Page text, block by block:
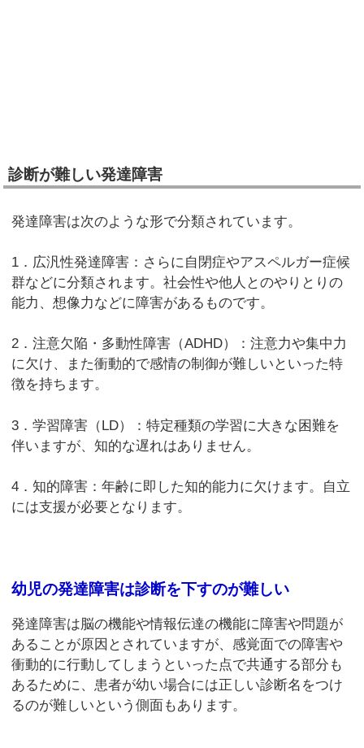
診断が難しい発達障害
発達障害は次のような形で分類されています。
1．広汎性発達障害：さらに自閉症やアスペルガー症候
群などに分類されます。社会性や他人とのやりとりの
能力、想像力などに障害があるものです。
2．注意欠陥・多動性障害（ADHD）：注意力や集中力
に欠け、また衝動的で感情の制御が難しいといった特
徴を持ちます。
3．学習障害（LD）：特定種類の学習に大きな困難を
伴いますが、知的な遅れはありません。
4．知的障害：年齢に即した知的能力に欠けます。自立
には支援が必要となります。
幼児の発達障害は診断を下すのが難しい
発達障害は脳の機能や情報伝達の機能に障害や問題が
あることが原因とされていますが、感覚面での障害や
衝動的に行動してしまうといった点で共通する部分も
あるために、患者が幼い場合には正しい診断名をつけ
るのが難しいという側面もあります。